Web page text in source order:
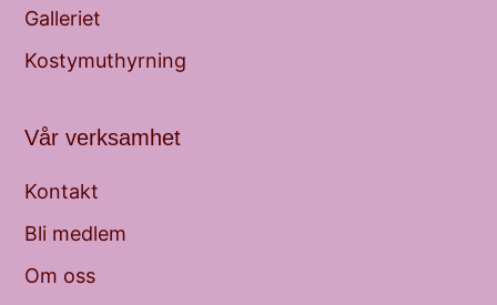
Galleriet
Kostymuthyrning
Vår verksamhet
Kontakt
Bli medlem
Om oss